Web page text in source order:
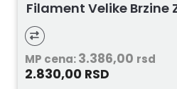
Filament Velike Brzine
MP cena:3.386,00 rsd
2.830,00 RSD